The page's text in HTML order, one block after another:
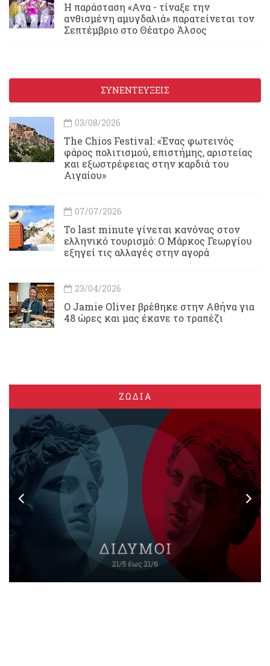
Η παράσταση «Ανα - τίναξε την
ανθισμένη αμυγδαλιά» παρατείνεται τον
Σεπτέμβριο στο Θέατρο Άλσος
ΣΥΝΕΝΤΕΥΞΕΙΣ
03/08/2026
Τhe Chios Festival: «Ένας φωτεινός
φάρος πολιτισμού, επιστήμης, αριστείας
και εξωστρέφειας στην καρδιά του
Αιγαίου»
07/07/2026
Το last minute γίνεται κανόνας στον
ελληνικό τουρισμό: Ο Μάρκος Γεωργίου
εξηγεί τις αλλαγές στην αγορά
23/04/2026
Ο Jamie Oliver βρέθηκε στην Αθήνα για
48 ώρες και μας έκανε το τραπέζι
ΖΩΔΙΑ